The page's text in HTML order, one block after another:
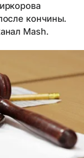
кончины.
Mash.